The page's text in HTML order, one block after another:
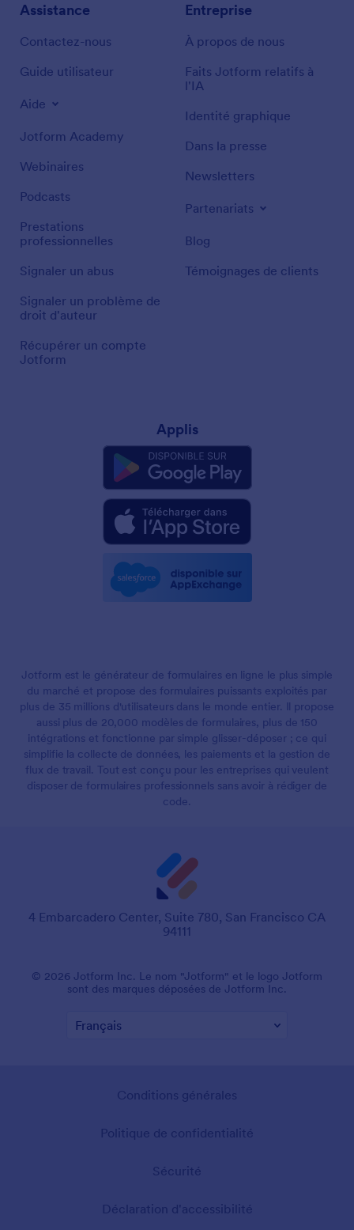
Assistance
Contactez-nous
Guide utilisateur
Aide
Jotform Academy
Webinaires
Podcasts
Prestations
professionnelles
Signaler un abus
Signaler un problème de
droit d'auteur
Récupérer un compte
Jotform
Entreprise
À propos de nous
Faits Jotform relatifs à
l'IA
Identité graphique
Dans la presse
Newsletters
Partenariats
Blog
Témoignages de clients
Applis
Jotform est le générateur de formulaires en ligne le plus simple
du marché et propose des formulaires puissants exploités par
plus de 35 millions d'utilisateurs dans le monde entier. Il propose
aussi plus de 20,000 modèles de formulaires, plus de 150
intégrations et fonctionne par simple glisser-déposer ; ce qui
simplifie la collecte de données, les paiements et la gestion de
flux de travail. Tout est conçu pour les entreprises qui veulent
disposer de formulaires professionnels sans avoir à rédiger de
code.
4 Embarcadero Center, Suite 780, San Francisco CA
94111
© 2026 Jotform Inc. Le nom "Jotform" et le logo Jotform
sont des marques déposées de Jotform Inc.
Conditions générales
Politique de confidentialité
Sécurité
Déclaration d'accessibilité